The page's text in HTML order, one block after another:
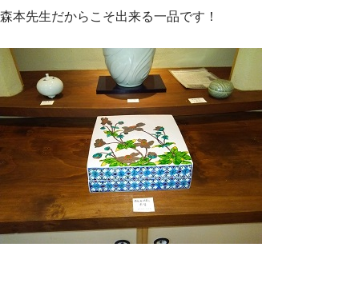
森本先生だからこそ出来る一品です！